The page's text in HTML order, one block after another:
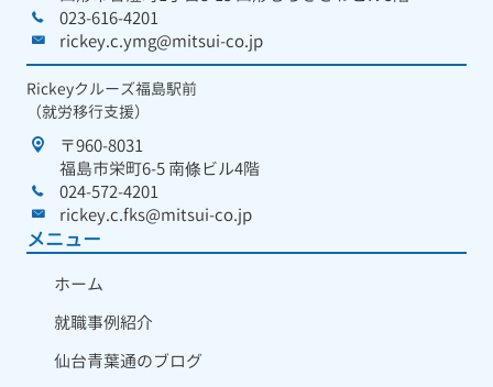
023-616-4201
rickey.c.ymg@mitsui-co.jp
Rickeyクルーズ福島駅前
（就労移行支援）
〒960-8031
福島市栄町6-5 南條ビル4階
024-572-4201
rickey.c.fks@mitsui-co.jp
メニュー
ホーム
就職事例紹介
仙台青葉通のブログ